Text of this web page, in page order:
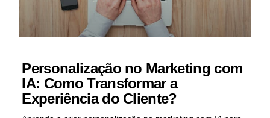
Personalização no Marketing com
IA: Como Transformar a
Experiência do Cliente?